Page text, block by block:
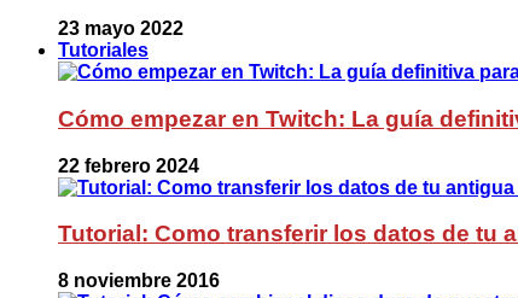
23 mayo 2022
Tutoriales
Cómo empezar en Twitch: La guía
22 febrero 2024
Tutorial: Como transferir los datos de tu
8 noviembre 2016